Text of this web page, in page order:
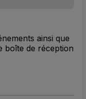
ainsi que
boîte de réception